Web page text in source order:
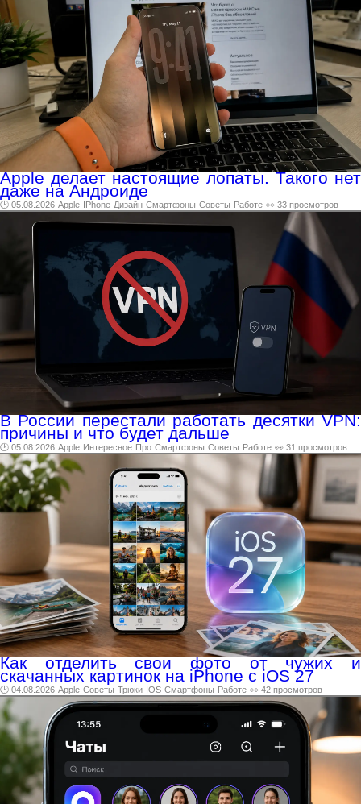
Apple делает настоящие лопаты. Такого нет
даже на Андроиде
🕑 05.08.2026 Apple IPhone Дизайн Смартфоны Советы Работе 👀 33 просмотров
В России перестали работать десятки VPN:
причины и что будет дальше
🕑 05.08.2026 Apple Интересное Про Смартфоны Советы Работе 👀 31 просмотров
Как отделить свои фото от чужих и
скачанных картинок на iPhone с iOS 27
🕑 04.08.2026 Apple Советы Трюки IOS Смартфоны Работе 👀 42 просмотров